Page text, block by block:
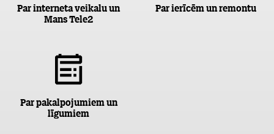
Par interneta veikalu un
Mans Tele2
Par ierīcēm un remontu
Par pakalpojumiem un
līgumiem